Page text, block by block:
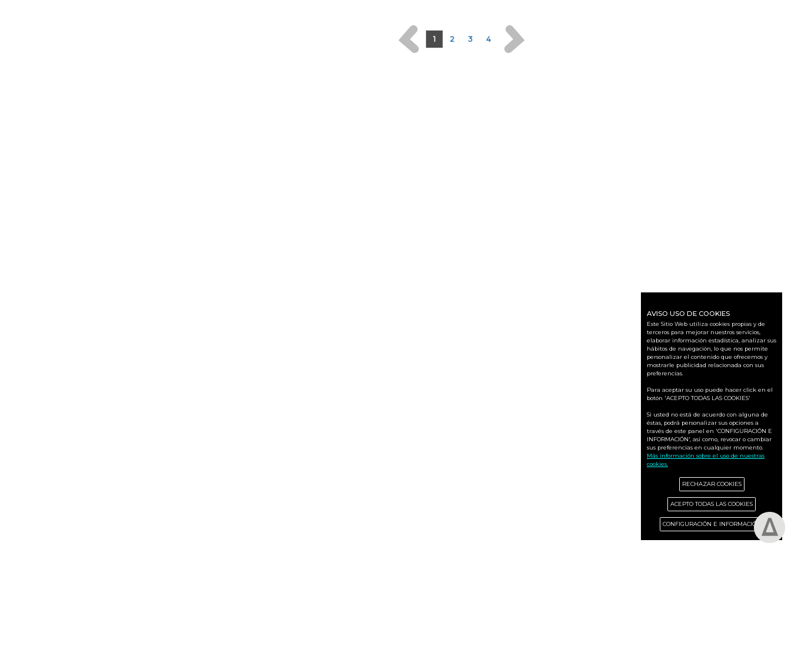
1 2 3 4
AVISO USO DE COOKIES
Este Sitio Web utiliza cookies propias y de
terceros para mejorar nuestros servicios,
elaborar información estadística, analizar sus
hábitos de navegación, lo que nos permite
personalizar el contenido que ofrecemos y
mostrarle publicidad relacionada con sus
preferencias.
Para aceptar su uso puede hacer click en el
botón 'ACEPTO TODAS LAS COOKIES'
Si usted no está de acuerdo con alguna de
éstas, podrá personalizar sus opciones a
través de este panel en 'CONFIGURACIÓN E
INFORMACIÓN', así como, revocar o cambiar
sus preferencias en cualquier momento.
Más información sobre el uso de nuestras
cookies.
RECHAZAR COOKIES
ACEPTO TODAS LAS COOKIES
CONFIGURACIÓN E INFORMACIÓN